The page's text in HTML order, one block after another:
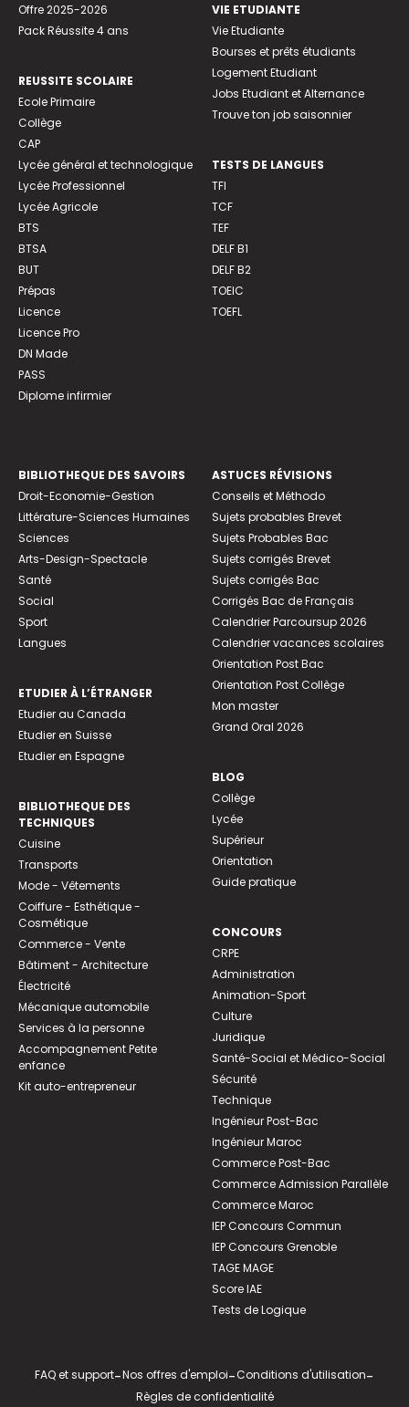
Offre 2025-2026
Pack Réussite 4 ans
REUSSITE SCOLAIRE
Ecole Primaire
Collège
CAP
Lycée général et technologique
Lycée Professionnel
Lycée Agricole
BTS
BTSA
BUT
Prépas
Licence
Licence Pro
DN Made
PASS
Diplome infirmier
VIE ETUDIANTE
Vie Etudiante
Bourses et prêts étudiants
Logement Etudiant
Jobs Etudiant et Alternance
Trouve ton job saisonnier
TESTS DE LANGUES
TFI
TCF
TEF
DELF B1
DELF B2
TOEIC
TOEFL
BIBLIOTHEQUE DES SAVOIRS
Droit-Economie-Gestion
Littérature-Sciences Humaines
Sciences
Arts-Design-Spectacle
Santé
Social
Sport
Langues
ETUDIER À L’ÉTRANGER
Etudier au Canada
Etudier en Suisse
Etudier en Espagne
BIBLIOTHEQUE DES
TECHNIQUES
Cuisine
Transports
Mode - Vêtements
Coiffure - Esthétique -
Cosmétique
Commerce - Vente
Bâtiment - Architecture
Électricité
Mécanique automobile
Services à la personne
Accompagnement Petite
enfance
Kit auto-entrepreneur
ASTUCES RÉVISIONS
Conseils et Méthodo
Sujets probables Brevet
Sujets Probables Bac
Sujets corrigés Brevet
Sujets corrigés Bac
Corrigés Bac de Français
Calendrier Parcoursup 2026
Calendrier vacances scolaires
Orientation Post Bac
Orientation Post Collège
Mon master
Grand Oral 2026
BLOG
Collège
Lycée
Supérieur
Orientation
Guide pratique
CONCOURS
CRPE
Administration
Animation-Sport
Culture
Juridique
Santé-Social et Médico-Social
Sécurité
Technique
Ingénieur Post-Bac
Ingénieur Maroc
Commerce Post-Bac
Commerce Admission Parallèle
Commerce Maroc
IEP Concours Commun
IEP Concours Grenoble
TAGE MAGE
Score IAE
Tests de Logique
FAQ et support-Nos offres d'emploi-Conditions d'utilisation-
Règles de confidentialité